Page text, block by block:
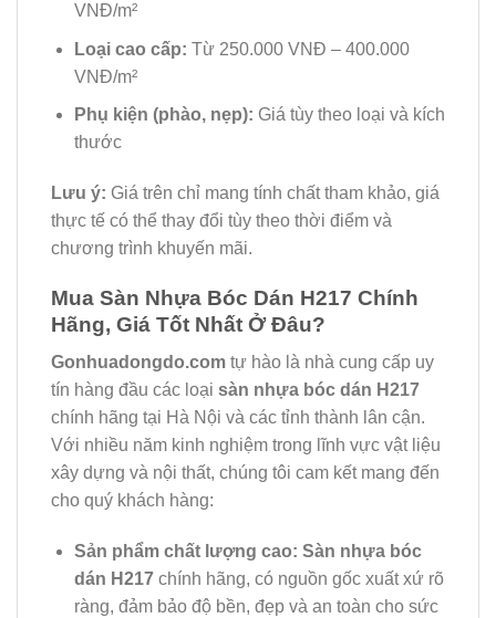
VNĐ/m²
Loại cao cấp: Từ 250.000 VNĐ – 400.000
VNĐ/m²
Phụ kiện (phào, nẹp): Giá tùy theo loại và kích
thước
Lưu ý: Giá trên chỉ mang tính chất tham khảo, giá
thực tế có thể thay đổi tùy theo thời điểm và
chương trình khuyến mãi.
Mua Sàn Nhựa Bóc Dán H217 Chính
Hãng, Giá Tốt Nhất Ở Đâu?
Gonhuadongdo.com tự hào là nhà cung cấp uy
tín hàng đầu các loại sàn nhựa bóc dán H217
chính hãng tại Hà Nội và các tỉnh thành lân cận.
Với nhiều năm kinh nghiệm trong lĩnh vực vật liệu
xây dựng và nội thất, chúng tôi cam kết mang đến
cho quý khách hàng:
Sản phẩm chất lượng cao: Sàn nhựa bóc
dán H217chính hãng, có nguồn gốc xuất xứ rõ
ràng, đảm bảo độ bền, đẹp và an toàn cho sức